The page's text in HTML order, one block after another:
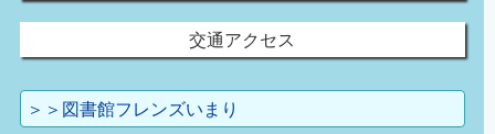
交通アクセス
＞＞図書館フレンズいまり